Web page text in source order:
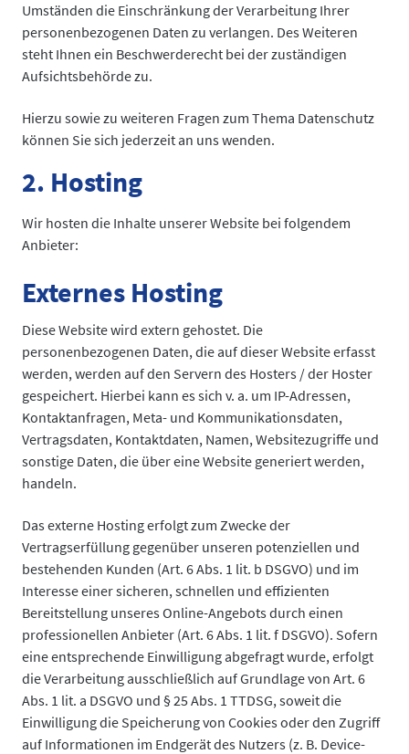
Umständen die Einschränkung der Verarbeitung Ihrer
personenbezogenen Daten zu verlangen. Des Weiteren
steht Ihnen ein Beschwerderecht bei der zuständigen
Aufsichtsbehörde zu.
Hierzu sowie zu weiteren Fragen zum Thema Datenschutz
können Sie sich jederzeit an uns wenden.
2. Hosting
Wir hosten die Inhalte unserer Website bei folgendem
Anbieter:
Externes Hosting
Diese Website wird extern gehostet. Die
personenbezogenen Daten, die auf dieser Website erfasst
werden, werden auf den Servern des Hosters / der Hoster
gespeichert. Hierbei kann es sich v. a. um IP-Adressen,
Kontaktanfragen, Meta- und Kommunikationsdaten,
Vertragsdaten, Kontaktdaten, Namen, Websitezugriffe und
sonstige Daten, die über eine Website generiert werden,
handeln.
Das externe Hosting erfolgt zum Zwecke der
Vertragserfüllung gegenüber unseren potenziellen und
bestehenden Kunden (Art. 6 Abs. 1 lit. b DSGVO) und im
Interesse einer sicheren, schnellen und effizienten
Bereitstellung unseres Online-Angebots durch einen
professionellen Anbieter (Art. 6 Abs. 1 lit. f DSGVO). Sofern
eine entsprechende Einwilligung abgefragt wurde, erfolgt
die Verarbeitung ausschließlich auf Grundlage von Art. 6
Abs. 1 lit. a DSGVO und § 25 Abs. 1 TTDSG, soweit die
Einwilligung die Speicherung von Cookies oder den Zugriff
auf Informationen im Endgerät des Nutzers (z. B. Device-